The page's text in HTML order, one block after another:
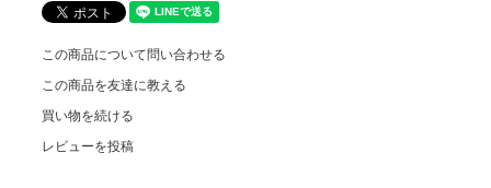
この商品について問い合わせる
この商品を友達に教える
買い物を続ける
レビューを投稿